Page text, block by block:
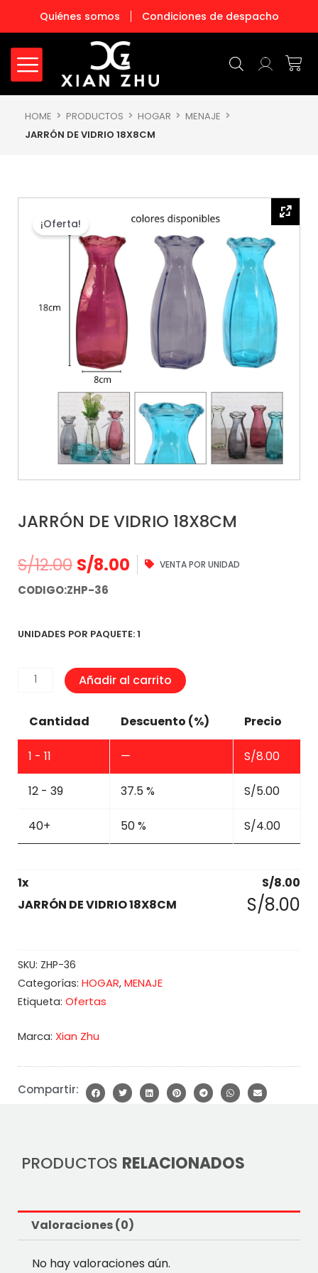
contenido
Quiénes somos Condiciones de despacho
HOME PRODUCTOS HOGAR
MENAJE
JARRÓN DE VIDRIO 18X8CM
¡Oferta!
JARRÓN DE VIDRIO 18X8CM
S/12.00 S/8.00 VENTA POR UNIDAD
CODIGO:ZHP-36
UNIDADES POR PAQUETE: 1
JARRÓN
cantidad
Añadir al carrito
Cantidad Descuento (%) Precio
1 - 11 — S/8.00
12 - 39 37.5 % S/5.00
40+ 50 % S/4.00
1x S/8.00
JARRÓN DE VIDRIO 18X8CM
S/8.00
SKU: ZHP-36
Categorías: HOGAR, MENAJE
Etiqueta: Ofertas
Marca: Xian Zhu
Compartir:
PRODUCTOS RELACIONADOS
Valoraciones (0)
No hay valoraciones aún.